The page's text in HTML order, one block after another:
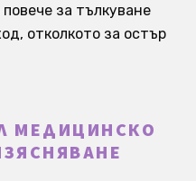
за тълкуване
отколкото за остър
МЕДИЦИНСКО